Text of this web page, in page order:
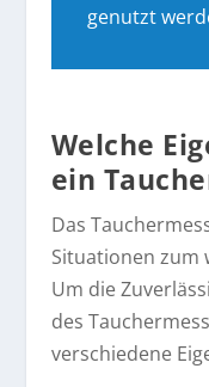
genutzt
Welche
ein
Das
Situationen zum
Um die
des
verschiedene